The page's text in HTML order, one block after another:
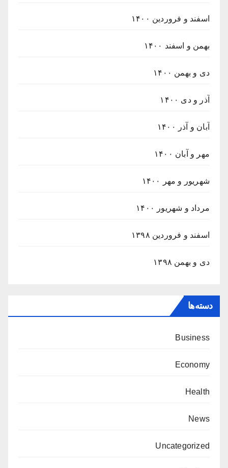
اسفند و فروردین ۱۴۰۰
بهمن و اسفند ۱۴۰۰
دی و بهمن ۱۴۰۰
آذر و دی ۱۴۰۰
آبان و آذر ۱۴۰۰
مهر و آبان ۱۴۰۰
شهریور و مهر ۱۴۰۰
مرداد و شهریور ۱۴۰۰
اسفند و فروردین ۱۳۹۸
دی و بهمن ۱۳۹۸
دسته‌ها
Business
Economy
Health
News
Uncategorized